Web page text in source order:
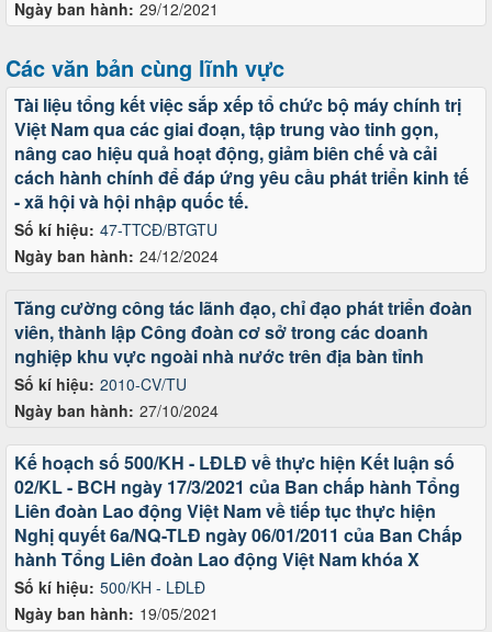
Ngày ban hành: 29/12/2021
Các văn bản cùng lĩnh vực
Số kí hiệu: 47-TTCĐ/BTGTU
Ngày ban hành: 24/12/2024
Tài liệu tổng kết việc sắp xếp tổ chức bộ máy chính trị
Việt Nam qua các giai đoạn, tập trung vào tinh gọn,
nâng cao hiệu quả hoạt động, giảm biên chế và cải
cách hành chính để đáp ứng yêu cầu phát triển kinh tế
- xã hội và hội nhập quốc tế.
Số kí hiệu: 2010-CV/TU
Ngày ban hành: 27/10/2024
Tăng cường công tác lãnh đạo, chỉ đạo phát triển đoàn
viên, thành lập Công đoàn cơ sở trong các doanh
nghiệp khu vực ngoài nhà nước trên địa bàn tỉnh
Số kí hiệu: 500/KH - LĐLĐ
Ngày ban hành: 19/05/2021
Kế hoạch số 500/KH - LĐLĐ về thực hiện Kết luận số
02/KL - BCH ngày 17/3/2021 của Ban chấp hành Tổng
Liên đoàn Lao động Việt Nam về tiếp tục thực hiện
Nghị quyết 6a/NQ-TLĐ ngày 06/01/2011 của Ban Chấp
hành Tổng Liên đoàn Lao động Việt Nam khóa X